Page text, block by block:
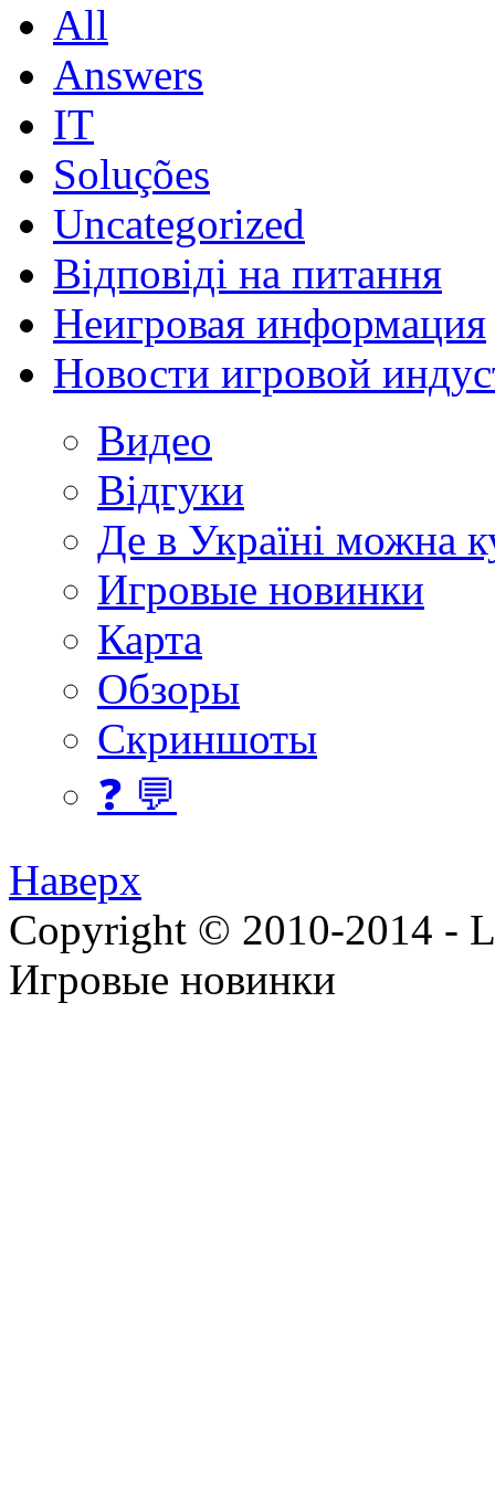
All
Answers
IT
Soluções
Uncategorized
Відповіді на питання
Неигровая информация
Новости игровой
Видео
Відгуки
Де в Україні можна
Игровые новинки
Карта
Обзоры
Скриншоты
❓ 💬
Наверх
Copyright © 2010-2014 -
Игровые новинки